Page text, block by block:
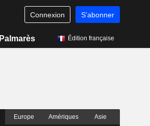
Connexion S'abonner
Palmarès Édition française
Europe Amériques Asie